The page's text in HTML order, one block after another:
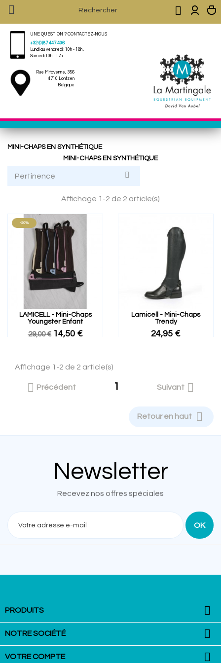
 
UNE QUESTION ? CONTACTEZ-NOUS
+32 (0)87 447 406
Lundi au vendredi : 10h - 18h .
Samedi 10h - 17h
Rue Mitoyenne, 356
4710 Lontzen
Belgique
MINI-CHAPS EN SYNTHÉTIQUE
MINI-CHAPS EN SYNTHÉTIQUE
Pertinence 
Affichage 1-2 de 2 article(s)
LAMICELL - Mini-Chaps
Youngster Enfant
29,00 € 14,50 €
-50%
Lamicell - Mini-Chaps
Trendy
24,95 €
Affichage 1-2 de 2 article(s)
 Précédent 1 Suivant 
Retour en haut 
Newsletter
Recevez nos offres spéciales
PRODUITS 
NOTRE SOCIÉTÉ 
VOTRE COMPTE 